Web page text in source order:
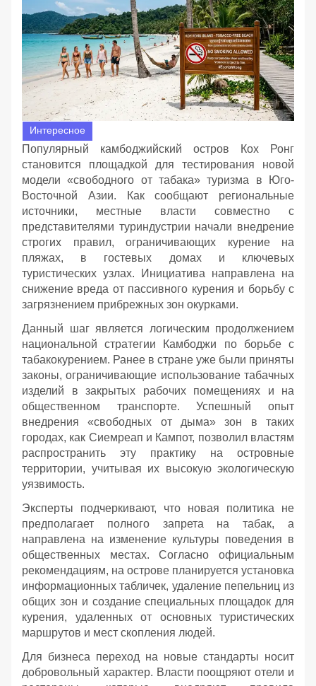
Интересное
Популярный камбоджийский остров Кох Ронг
становится площадкой для тестирования новой
модели «свободного от табака» туризма в Юго-
Восточной Азии. Как сообщают региональные
источники, местные власти совместно с
представителями туриндустрии начали внедрение
строгих правил, ограничивающих курение на
пляжах, в гостевых домах и ключевых
туристических узлах. Инициатива направлена на
снижение вреда от пассивного курения и борьбу с
загрязнением прибрежных зон окурками.
Данный шаг является логическим продолжением
национальной стратегии Камбоджи по борьбе с
табакокурением. Ранее в стране уже были приняты
законы, ограничивающие использование табачных
изделий в закрытых рабочих помещениях и на
общественном транспорте. Успешный опыт
внедрения «свободных от дыма» зон в таких
городах, как Сиемреап и Кампот, позволил властям
распространить эту практику на островные
территории, учитывая их высокую экологическую
уязвимость.
Эксперты подчеркивают, что новая политика не
предполагает полного запрета на табак, а
направлена на изменение культуры поведения в
общественных местах. Согласно официальным
рекомендациям, на острове планируется установка
информационных табличек, удаление пепельниц из
общих зон и создание специальных площадок для
курения, удаленных от основных туристических
маршрутов и мест скопления людей.
Для бизнеса переход на новые стандарты носит
добровольный характер. Власти поощряют отели и